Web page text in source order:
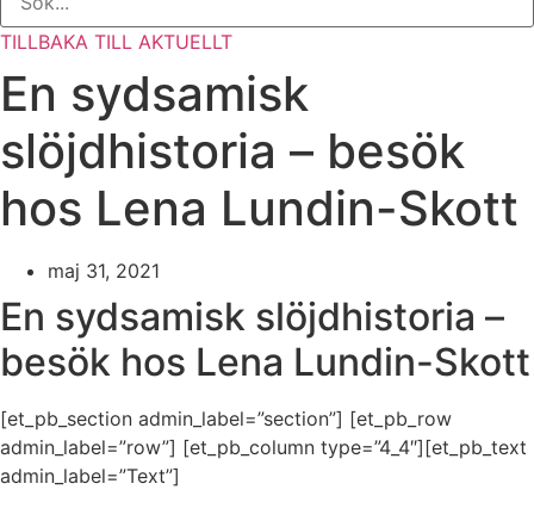
TILLBAKA TILL AKTUELLT
En sydsamisk
slöjdhistoria – besök
hos Lena Lundin-Skott
maj 31, 2021
En sydsamisk slöjdhistoria –
besök hos Lena Lundin-Skott
[et_pb_section admin_label=”section”] [et_pb_row
admin_label=”row”] [et_pb_column type=”4_4″][et_pb_text
admin_label=”Text”]